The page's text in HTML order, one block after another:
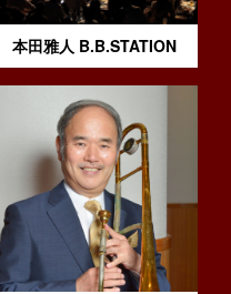
本田雅人 B.B.STATION